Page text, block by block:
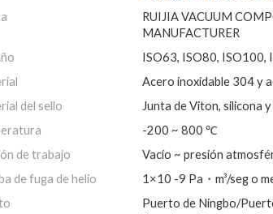
RUIJIA VACUUM
MANUFACTURER
ISO63, ISO80, ISO100,
Acero inoxidable 304 y
del sello
Junta de Viton, silicona
-200 ~ 800 ℃
de trabajo
Vacío ~ presión
de fuga de helio
1×10 -9 Pa・m³/seg o
Puerto de Ningbo/